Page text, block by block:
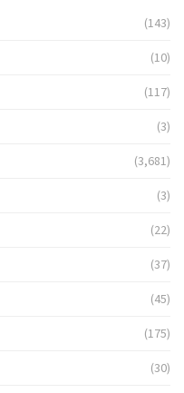
(143)
(10)
(117)
(3)
(3,681)
(3)
(22)
(37)
(45)
(175)
(30)